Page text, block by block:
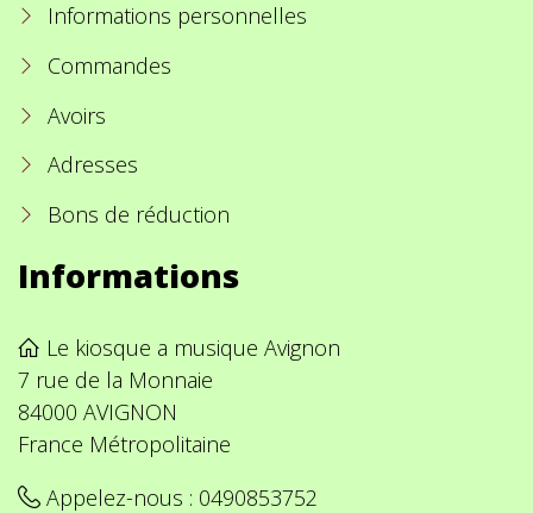
Informations personnelles
Commandes
Avoirs
Adresses
Bons de réduction
Informations
Le kiosque a musique Avignon
7 rue de la Monnaie
84000 AVIGNON
France Métropolitaine
Appelez-nous : 0490853752